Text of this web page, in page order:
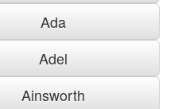
Ada
Adel
Ainsworth